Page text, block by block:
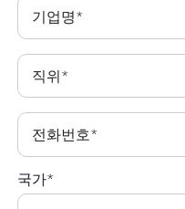
기업명*
직위*
전화번호*
국가*